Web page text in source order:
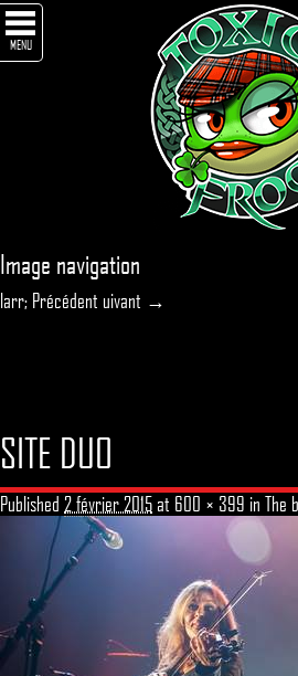
MENU
Image navigation
larr; Précédent uivant →
SITE DUO
Published 2 février 2015 at 600 × 399 in The